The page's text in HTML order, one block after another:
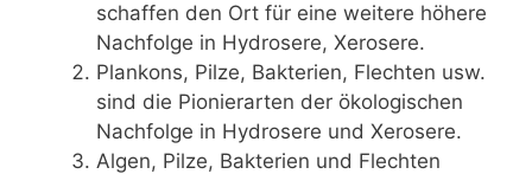
schaffen den Ort für eine weitere höhere
Nachfolge in Hydrosere, Xerosere.
Plankons, Pilze, Bakterien, Flechten usw.
sind die Pionierarten der ökologischen
Nachfolge in Hydrosere und Xerosere.
Algen, Pilze, Bakterien und Flechten